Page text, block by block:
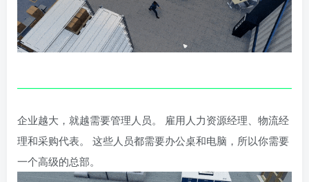
企业越大，就越需要管理人员。 雇用人力资源经理、物流经
理和采购代表。 这些人员都需要办公桌和电脑，所以你需要
一个高级的总部。